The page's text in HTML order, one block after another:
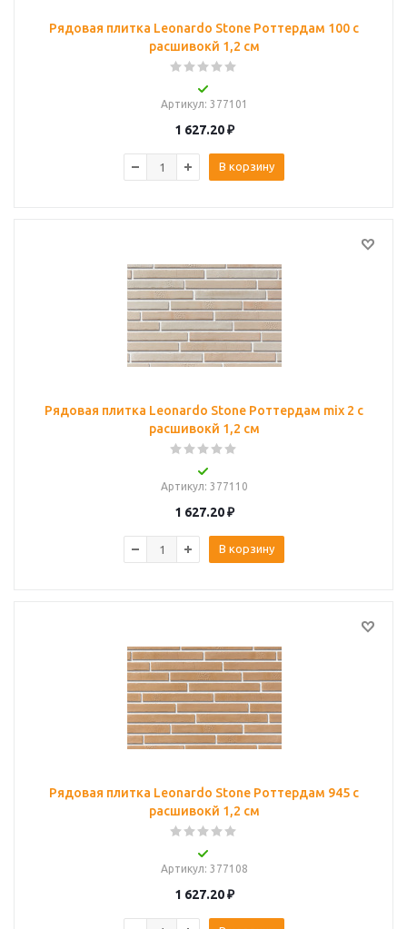
Рядовая плитка Leonardo Stone Роттердам 100 с
расшивокй 1,2 см
Артикул: 377101
1 627.20₽
В корзину
Рядовая плитка Leonardo Stone Роттердам mix 2 с
расшивокй 1,2 см
Артикул: 377110
1 627.20₽
В корзину
Рядовая плитка Leonardo Stone Роттердам 945 с
расшивокй 1,2 см
Артикул: 377108
1 627.20₽